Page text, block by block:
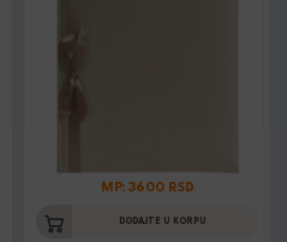
MP: 3600 RSD
DODAJTE U KORPU